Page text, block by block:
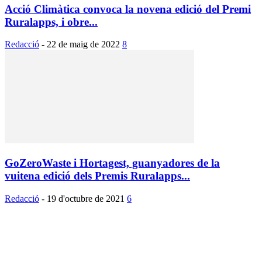
Acció Climàtica convoca la novena edició del Premi
Ruralapps, i obre...
Redacció - 22 de maig de 2022 8
GoZeroWaste i Hortagest, guanyadores de la
vuitena edició dels Premis Ruralapps...
Redacció - 19 d'octubre de 2021 6